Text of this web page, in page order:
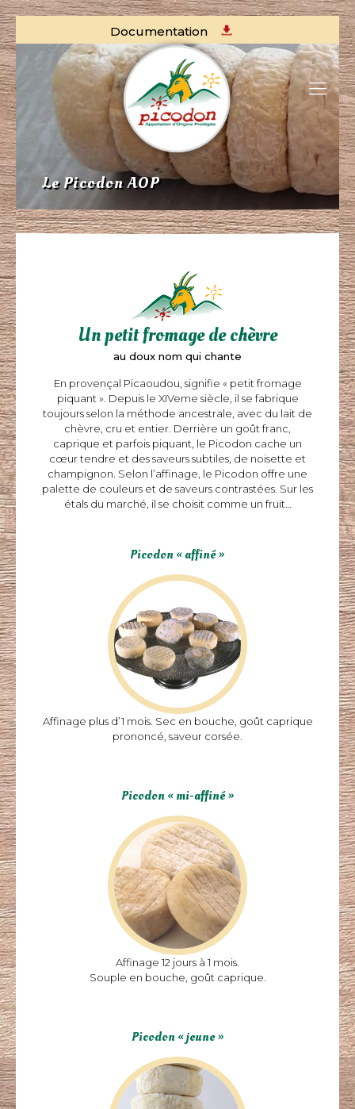
Documentation
Le Picodon AOP
Un petit fromage de chèvre
au doux nom qui chante
En provençal Picaoudou, signifie « petit fromage
piquant ». Depuis le XIVeme siècle, il se fabrique
toujours selon la méthode ancestrale, avec du lait de
chèvre, cru et entier. Derrière un goût franc,
caprique et parfois piquant, le Picodon cache un
cœur tendre et des saveurs subtiles, de noisette et
champignon. Selon l’affinage, le Picodon offre une
palette de couleurs et de saveurs contrastées. Sur les
étals du marché, il se choisit comme un fruit…
Affinage 8 à 12 jours.
Souple en bouche, goût frais.
Affinage 12 jours à 1 mois.
Souple en bouche, goût caprique.
Picodon « affiné »
Affinage plus d’1 mois. Sec en bouche, goût caprique
prononcé, saveur corsée.
Picodon « mi-affiné »
Affinage 12 jours à 1 mois.
Souple en bouche, goût caprique.
Picodon « jeune »